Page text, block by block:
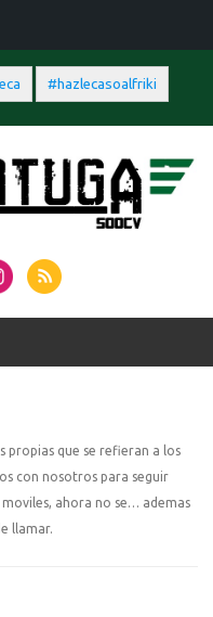
#hazlecasoalfriki
propias que se refieran a los
con nosotros para seguir
ahora no se… ademas
llamar.